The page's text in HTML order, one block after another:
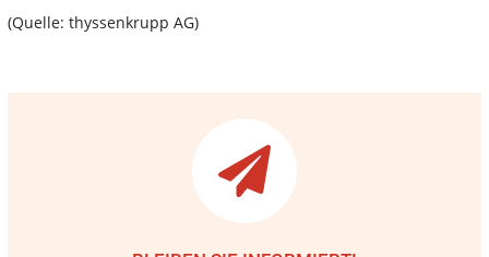
(Quelle: thyssenkrupp AG)